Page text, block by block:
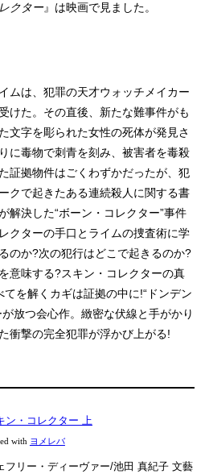
クター』は映画で見ました。
ムは、犯罪の天才ウォッチメイカー
けた。その直後、新たな難事件がも
文字を彫られた女性の死体が発見さ
に毒物で刺青を刻み、被害者を毒殺
証拠物件はごくわずかだったが、犯
クで起きたある連続殺人に関する書
決した“ボーン・コレクター”事件
クターの手口とライムの捜査術に学
のか?次の犯行はどこで起きるのか?
意味する?スキン・コレクターの真
を解くカギは証拠の中に!“ドンデン
放つ会心作。緻密な伏線と手がかり
衝撃の完全犯罪が浮かび上がる!
ン・コレクター 上
with ヨメレバ
フリー・ディーヴァー/池田 真紀子 文藝